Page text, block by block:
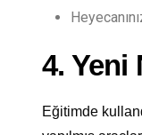
4. Yeni
Eğitimde